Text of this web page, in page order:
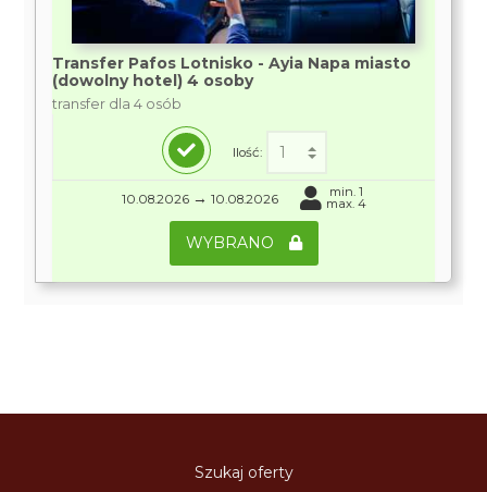
Transfer Pafos Lotnisko - Ayia Napa miasto
(dowolny hotel) 4 osoby
transfer dla 4 osób
Ilość:
10.08.2026 → 10.08.2026 min. 1
max. 4
WYBRANO
Szukaj oferty